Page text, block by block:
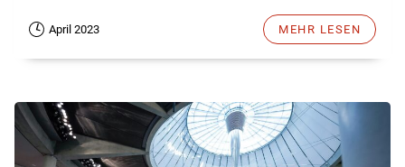
April 2023 MEHR LESEN